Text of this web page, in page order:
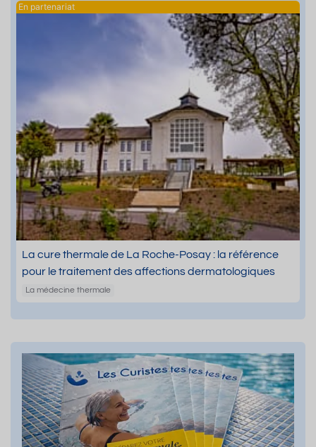
La cure thermale de La Roche-Posay : la référence
pour le traitement des affections dermatologiques
La médecine thermale